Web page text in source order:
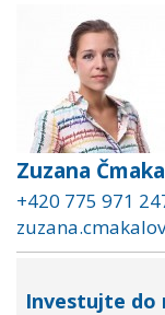
Zuzana
+420 775 971
Investujte do